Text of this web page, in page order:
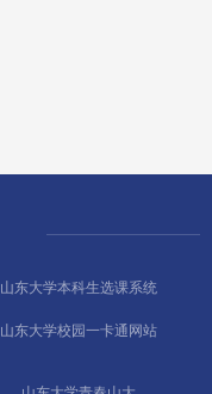
山东大学本科生选课系统
山东大学校园一卡通网站